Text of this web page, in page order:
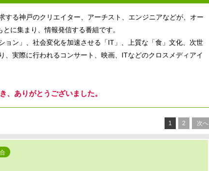
する神戸のクリエイター、アーチスト、エンジニアなどが、オー
に集まり、情報発信する番組です。
ョン」、社会変化を加速させる「IT」、上質な「食」文化、次世
、実際に行われるコンサート、映画、ITなどのクロスメディアイ
、ありがとうございました。
1 2 次へ